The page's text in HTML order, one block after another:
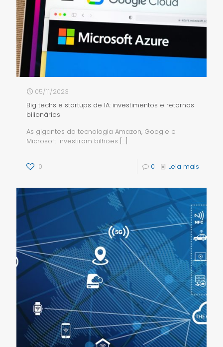
05/11/2023
Big techs e startups de IA: investimentos e retornos
bilionários
As gigantes da tecnologia Amazon, Google e
Microsoft investiram bilhões […]
0 0 Leia mais